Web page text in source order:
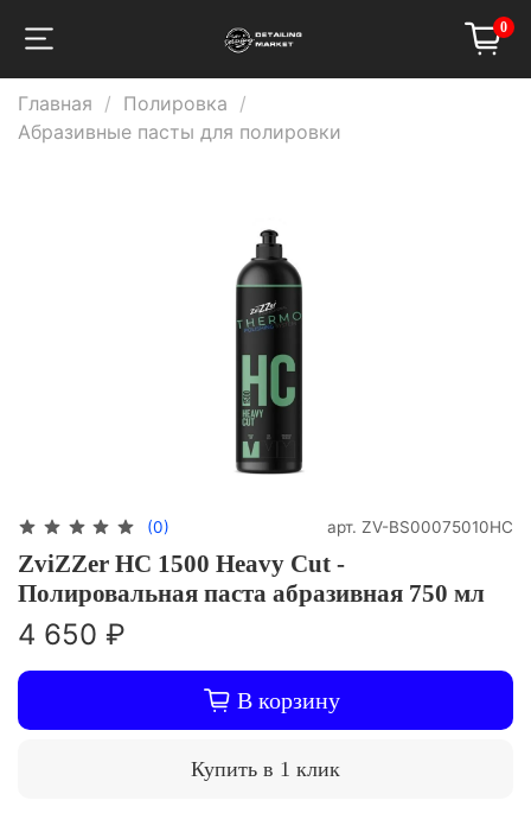
0
Главная
Полировка
Абразивные пасты для полировки
(0) арт. ZV-BS00075010HC
ZviZZer HC 1500 Heavy Cut -
Полировальная паста абразивная 750 мл
4 650 ₽
В корзину
Купить в 1 клик